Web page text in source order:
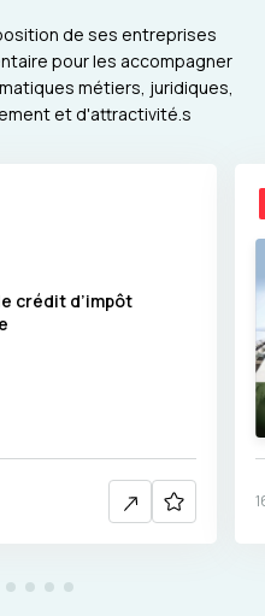
de ses entreprises
pour les accompagner
métiers, juridiques,
et d'attractivité.s
crédit d’impôt